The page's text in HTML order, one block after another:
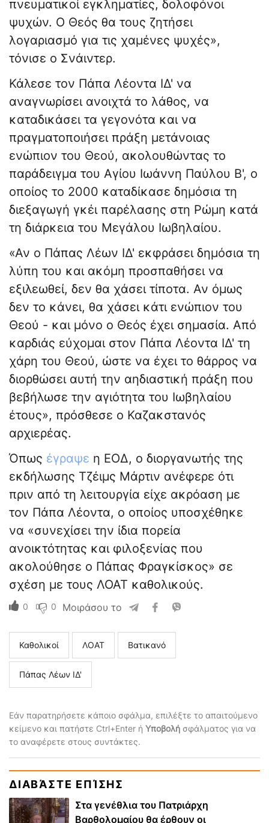
πνευματικοί εγκληματίες, δολοφόνοι
ψυχών. Ο Θεός θα τους ζητήσει
λογαριασμό για τις χαμένες ψυχές»,
τόνισε ο Σνάιντερ.
Κάλεσε τον Πάπα Λέοντα ΙΔ' να
αναγνωρίσει ανοιχτά το λάθος, να
καταδικάσει τα γεγονότα και να
πραγματοποιήσει πράξη μετάνοιας
ενώπιον του Θεού, ακολουθώντας το
παράδειγμα του Αγίου Ιωάννη Παύλου Β', ο
οποίος το 2000 καταδίκασε δημόσια τη
διεξαγωγή γκέι παρέλασης στη Ρώμη κατά
τη διάρκεια του Μεγάλου Ιωβηλαίου.
«Αν ο Πάπας Λέων ΙΔ' εκφράσει δημόσια τη
λύπη του και ακόμη προσπαθήσει να
εξιλεωθεί, δεν θα χάσει τίποτα. Αν όμως
δεν το κάνει, θα χάσει κάτι ενώπιον του
Θεού - και μόνο ο Θεός έχει σημασία. Από
καρδιάς εύχομαι στον Πάπα Λέοντα ΙΔ' τη
χάρη του Θεού, ώστε να έχει το θάρρος να
διορθώσει αυτή την αηδιαστική πράξη που
βεβήλωσε την αγιότητα του Ιωβηλαίου
έτους», πρόσθεσε ο Καζακστανός
αρχιερέας.
Όπως έγραψε η ΕΟΔ, ο διοργανωτής της
εκδήλωσης Τζέιμς Μάρτιν ανέφερε ότι
πριν από τη λειτουργία είχε ακρόαση με
τον Πάπα Λέοντα, ο οποίος υποσχέθηκε
να «συνεχίσει την ίδια πορεία
ανοικτότητας και φιλοξενίας που
ακολούθησε ο Πάπας Φραγκίσκος» σε
σχέση με τους ΛΟΑΤ καθολικούς.
0 0 Μοιράσου το
Καθολικοί ΛΟΑΤ Βατικανό
Πάπας Λέων ΙΔ'
Εάν παρατηρήσετε κάποιο σφάλμα, επιλέξτε το απαιτούμενο
κείμενο και πατήστε Ctrl+Enter ή Υποβολή σφάλματος για να
το αναφέρετε στους συντάκτες.
ΔΙΑΒΆΣΤΕ ΕΠΊΣΗΣ
Στα γενέθλια του Πατριάρχη
Βαρθολομαίου θα έρθουν οι